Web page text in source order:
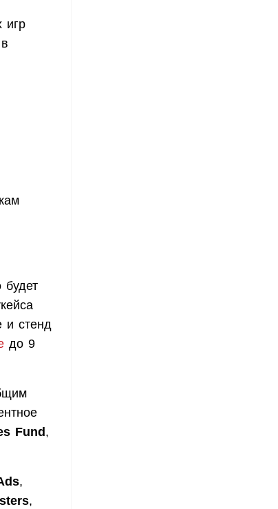
игр
и стенд
до 9
Fund ,
,
,